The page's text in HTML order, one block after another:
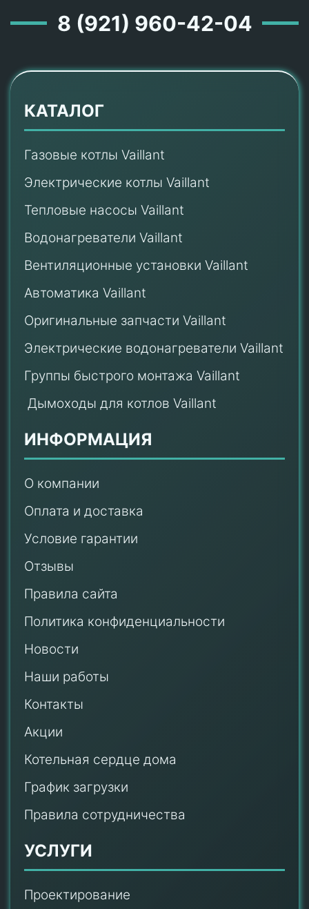
8 (921) 960-42-04
КАТАЛОГ
Газовые котлы Vaillant
Электрические котлы Vaillant
Тепловые насосы Vaillant
Водонагреватели Vaillant
Вентиляционные установки Vaillant
Автоматика Vaillant
Оригинальные запчасти Vaillant
Электрические водонагреватели Vaillant
Группы быстрого монтажа Vaillant
Дымоходы для котлов Vaillant
ИНФОРМАЦИЯ
О компании
Оплата и доставка
Условие гарантии
Отзывы
Правила сайта
Политика конфиденциальности
Новости
Наши работы
Контакты
Акции
Котельная сердце дома
График загрузки
Правила сотрудничества
УСЛУГИ
Проектирование